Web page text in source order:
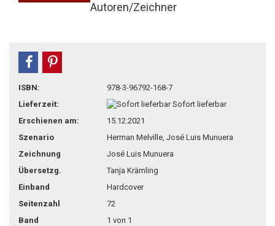
Autoren/Zeichner
teilen
ISBN:
978-3-96792-168-7
Lieferzeit:
Sofort lieferbar
Erschienen am:
15.12.2021
Szenario
Herman Melville, José Luis Munuera
Zeichnung
José Luis Munuera
Übersetzg.
Tanja Krämling
Einband
Hardcover
Seitenzahl
72
Band
1 von 1